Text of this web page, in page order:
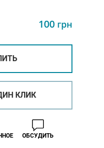
100 грн
КЛИК
ОБСУДИТЬ